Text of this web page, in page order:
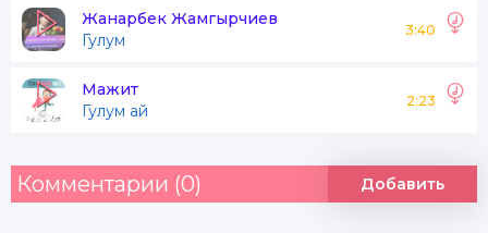
Жанарбек Жамгырчиев
Гулум
3:40
Мажит
Гулум ай
2:23
Комментарии (0) Добавить